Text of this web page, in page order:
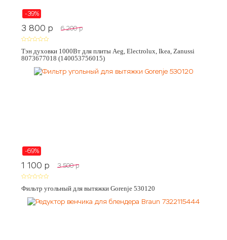
-39%
3 800 p 6 200 p
Тэн духовки 1000Вт для плиты Aeg, Electrolux, Ikea, Zanussi
8073677018 (140053756015)
-69%
1 100 p 3 500 p
Фильтр угольный для вытяжки Gorenje 530120